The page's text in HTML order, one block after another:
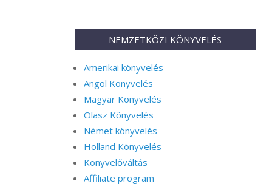
NEMZETKÖZI KÖNYVELÉS
Amerikai könyvelés
Angol Könyvelés
Magyar Könyvelés
Olasz Könyvelés
Német könyvelés
Holland Könyvelés
Könyvelőváltás
Affiliate program